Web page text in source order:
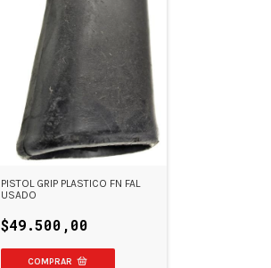
PISTOL GRIP PLASTICO FN FAL
USADO
$49.500,00